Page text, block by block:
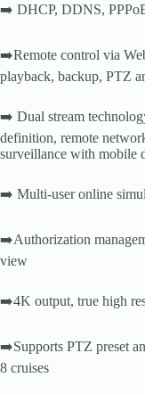
➡️ DHCP, DDNS,
➡️Remote control via
playback, backup, PTZ
➡️ Dual stream
definition, remote
surveillance with mobile
➡️ Multi-user online
➡️Authorization
view
➡️4K output, true high
➡️Supports PTZ preset
8 cruises